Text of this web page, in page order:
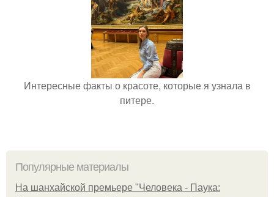
Интересные факты о красоте, которые я узнала в
питере.
Популярные материалы
На шанхайской премьере "Человека - Паука: